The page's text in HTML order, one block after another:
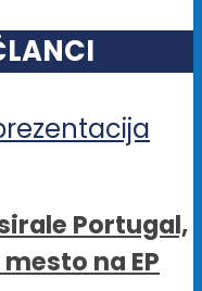
Portugal,
na EP